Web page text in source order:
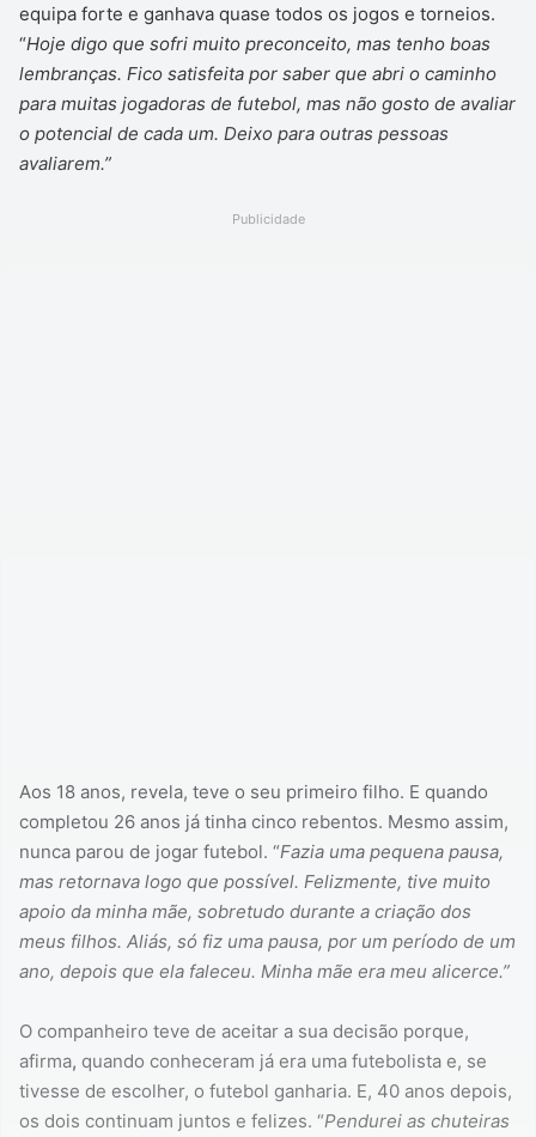
equipa forte e ganhava quase todos os jogos e torneios.
“Hoje digo que sofri muito preconceito, mas tenho boas
lembranças. Fico satisfeita por saber que abri o caminho
para muitas jogadoras de futebol, mas não gosto de avaliar
o potencial de cada um. Deixo para outras pessoas
avaliarem.”
Publicidade
Aos 18 anos, revela, teve o seu primeiro filho. E quando
completou 26 anos já tinha cinco rebentos. Mesmo assim,
nunca parou de jogar futebol. “Fazia uma pequena pausa,
mas retornava logo que possível. Felizmente, tive muito
apoio da minha mãe, sobretudo durante a criação dos
meus filhos. Aliás, só fiz uma pausa, por um período de um
ano, depois que ela faleceu. Minha mãe era meu alicerce.”
O companheiro teve de aceitar a sua decisão porque,
afirma, quando conheceram já era uma futebolista e, se
tivesse de escolher, o futebol ganharia. E, 40 anos depois,
os dois continuam juntos e felizes. “Pendurei as chuteiras